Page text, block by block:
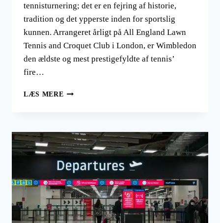
tennisturnering; det er en fejring af historie,
tradition og det ypperste inden for sportslig
kunnen. Arrangeret årligt på All England Lawn
Tennis and Croquet Club i London, er Wimbledon
den ældste og mest prestigefyldte af tennis’
fire…
LÆS MERE WIMBLEDON